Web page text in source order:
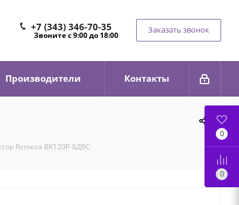
+7 (343) 346-70-35
Звоните с 9:00 до 18:00
Заказать звонок
Производители Контакты
Remeza ВК120Р-8ДВС
0
0